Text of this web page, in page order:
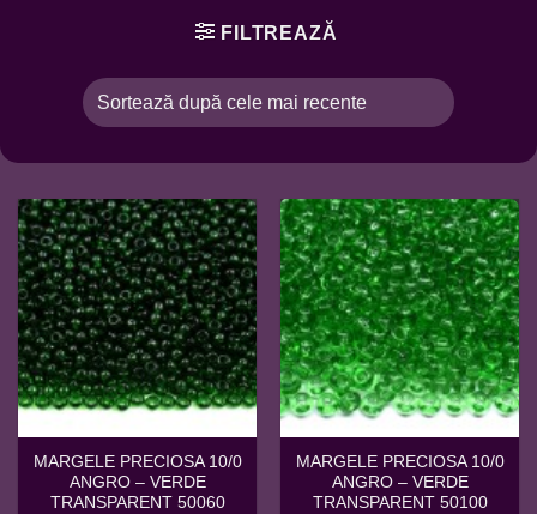
FILTREAZĂ
MARGELE PRECIOSA 10/0
ANGRO – VERDE
TRANSPARENT 50060
MARGELE PRECIOSA 10/0
ANGRO – VERDE
TRANSPARENT 50100